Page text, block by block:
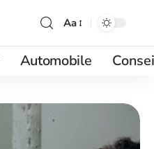
Aa
Automobile